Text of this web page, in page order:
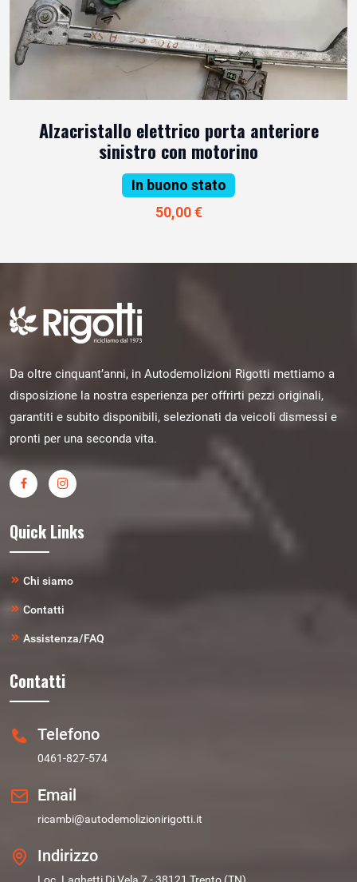
Alzacristallo elettrico porta anteriore
sinistro con motorino
In buono stato
50,00 €
Da oltre cinquant’anni, in Autodemolizioni Rigotti mettiamo a
disposizione la nostra esperienza per offrirti pezzi originali,
garantiti e subito disponibili, selezionati da veicoli dismessi e
pronti per una seconda vita.
Quick Links
Chi siamo
Contatti
Assistenza/FAQ
Contatti
Telefono
0461-827-574
Email
ricambi@autodemolizionirigotti.it
Indirizzo